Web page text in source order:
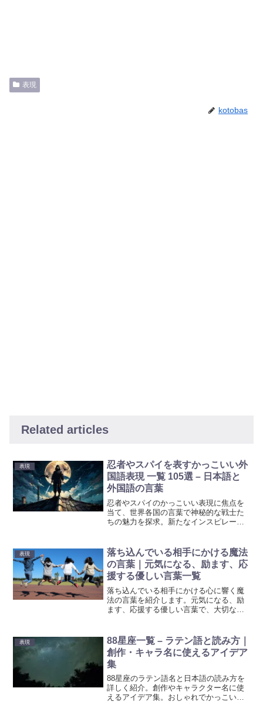
表現
kotobas
Related articles
表現
忍者やスパイを表すかっこいい外
国語表現 一覧 105選 – 日本語と
外国語の言葉
忍者やスパイのかっこいい表現に焦点を
当て、世界各国の言葉で神秘的な戦士た
ちの魅力を探求。新たなインスピレーシ
が、あなたの創作や物語作りに新たな刺
激を与えます！
表現
落ち込んでいる相手にかける魔法
の言葉｜元気になる、励ます、応
援する優しい言葉一覧
落ち込んでいる相手にかける心に響く魔
法の言葉を紹介します。元気になる、励
ます、応援する優しい言葉で、大切な人
表現
88星座一覧 – ラテン語と読み方｜
創作・キャラ名に使えるアイデア
集
88星座のラテン語名と日本語の読み方を
詳しく紹介。創作やキャラクター名に使
えるアイデア集。おしゃれでかっこいい